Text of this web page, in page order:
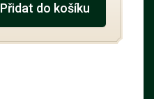
Přidat do košíku